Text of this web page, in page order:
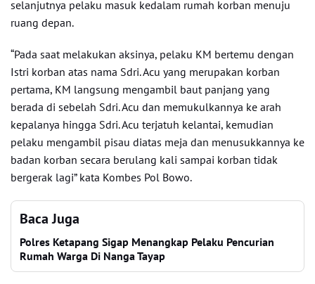
selanjutnya pelaku masuk kedalam rumah korban menuju
ruang depan.
“Pada saat melakukan aksinya, pelaku KM bertemu dengan
Istri korban atas nama Sdri. Acu yang merupakan korban
pertama, KM langsung mengambil baut panjang yang
berada di sebelah Sdri. Acu dan memukulkannya ke arah
kepalanya hingga Sdri. Acu terjatuh kelantai, kemudian
pelaku mengambil pisau diatas meja dan menusukkannya ke
badan korban secara berulang kali sampai korban tidak
bergerak lagi” kata Kombes Pol Bowo.
Baca Juga
Polres Ketapang Sigap Menangkap Pelaku Pencurian
Rumah Warga Di Nanga Tayap